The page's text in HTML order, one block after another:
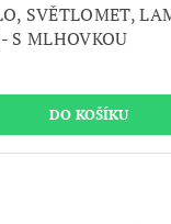
SVĚTLOMET,
S MLHOVKOU